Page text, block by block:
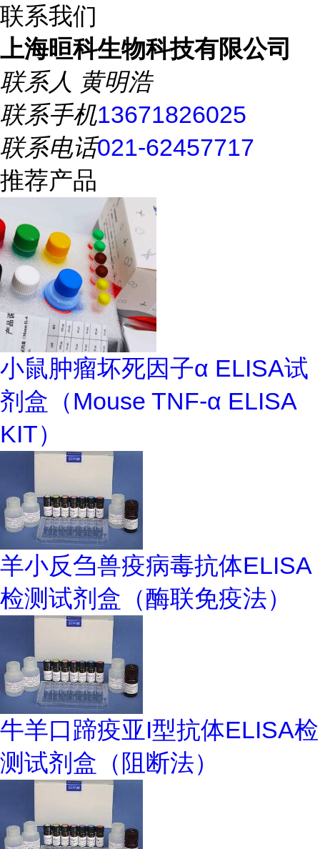
联系我们
上海晅科生物科技有限公司
联系人 黄明浩
联系手机13671826025
联系电话021-62457717
推荐产品
小鼠肿瘤坏死因子α ELISA试
剂盒（Mouse TNF-α ELISA
KIT）
羊小反刍兽疫病毒抗体ELISA
检测试剂盒（酶联免疫法）
牛羊口蹄疫亚I型抗体ELISA检
测试剂盒（阻断法）